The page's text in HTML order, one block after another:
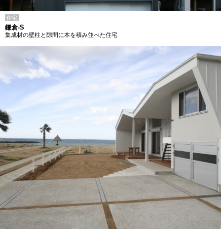
住宅
鎌倉-S
集成材の壁柱と隙間に本を積み並べた住宅